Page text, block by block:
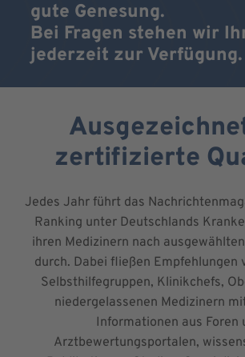
gute Genesung.
Bei Fragen stehen wir
jederzeit zur Verfügung.
zertifizierte
Jedes Jahr führt das
Ranking unter Deutschlands
ihren Medizinern nach
durch. Dabei fließen Empfehlungen
Selbsthilfegruppen, Klinikchefs,
niedergelassenen Medizinern
Informationen aus Foren
Arztbewertungsportalen,